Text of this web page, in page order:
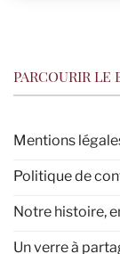
PARCOURIR LE
Mentions
Politique de
Notre histoire,
Un verre à